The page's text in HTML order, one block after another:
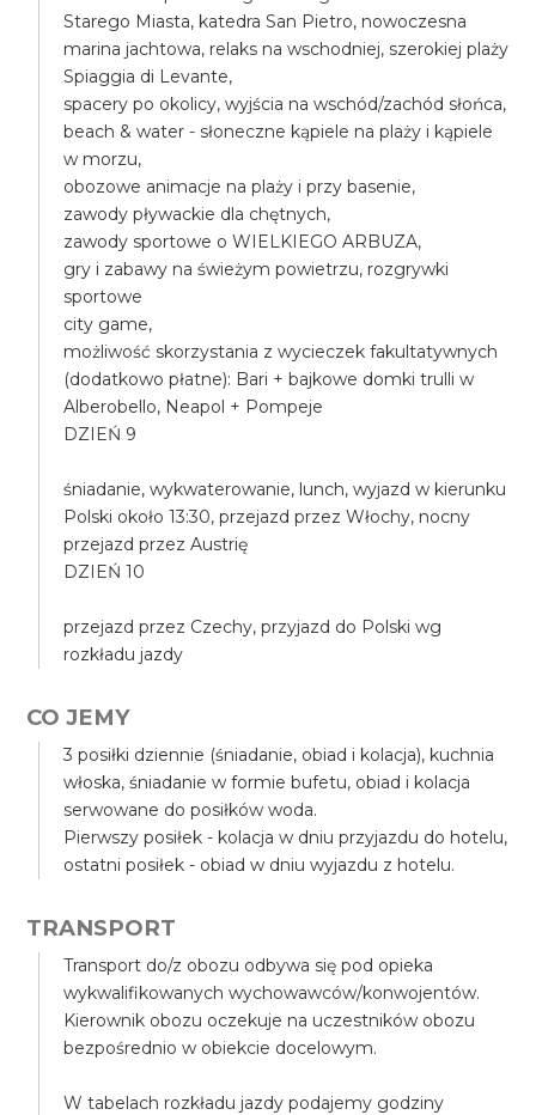
Starego Miasta, katedra San Pietro, nowoczesna
marina jachtowa, relaks na wschodniej, szerokiej plaży
Spiaggia di Levante,
spacery po okolicy, wyjścia na wschód/zachód słońca,
beach & water - słoneczne kąpiele na plaży i kąpiele
w morzu,
obozowe animacje na plaży i przy basenie,
zawody pływackie dla chętnych,
zawody sportowe o WIELKIEGO ARBUZA,
gry i zabawy na świeżym powietrzu, rozgrywki
sportowe
city game,
możliwość skorzystania z wycieczek fakultatywnych
(dodatkowo płatne): Bari + bajkowe domki trulli w
Alberobello, Neapol + Pompeje
DZIEŃ 9
śniadanie, wykwaterowanie, lunch, wyjazd w kierunku
Polski około 13:30, przejazd przez Włochy, nocny
przejazd przez Austrię
DZIEŃ 10
przejazd przez Czechy, przyjazd do Polski wg
rozkładu jazdy
CO JEMY
3 posiłki dziennie (śniadanie, obiad i kolacja), kuchnia
włoska, śniadanie w formie bufetu, obiad i kolacja
serwowane do posiłków woda.
Pierwszy posiłek - kolacja w dniu przyjazdu do hotelu,
ostatni posiłek - obiad w dniu wyjazdu z hotelu.
TRANSPORT
Transport do/z obozu odbywa się pod opieka
wykwalifikowanych wychowawców/konwojentów.
Kierownik obozu oczekuje na uczestników obozu
bezpośrednio w obiekcie docelowym.
W tabelach rozkładu jazdy podajemy godziny